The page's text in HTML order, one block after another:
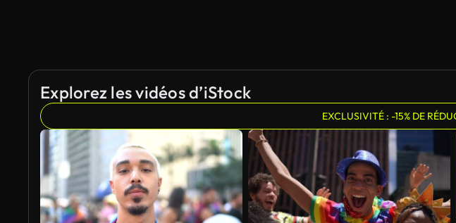
Explorez les vidéos d’iStock
EXCLUSIVITÉ : -15% DE